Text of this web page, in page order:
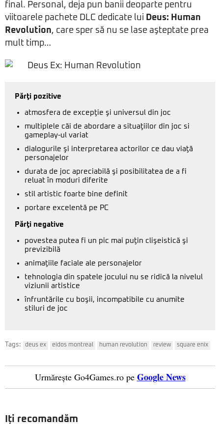
final. Personal, deja pun banii deoparte pentru
viitoarele pachete DLC dedicate lui Deus: Human
Revolution, care sper să nu se lase aşteptate prea
mult timp…
Părţi pozitive
atmosfera de excepţie şi universul din joc
multiplele căi de abordare a situaţiilor din joc si
gameplay-ul variat
dialogurile şi interpretarea actorilor ce dau viaţă
personajelor
durata de joc apreciabilă şi posibilitatea de a fi
reluat în moduri diferite
stil artistic foarte bine definit
portare excelentă pe PC
Părţi negative
povestea putea fi un pic mai puţin clişeistică şi
previzibilă
animaţiile faciale ale personajelor
tehnologia din spatele jocului nu se ridică la nivelul
viziunii artistice
înfruntările cu boşii, incompatibile cu anumite
stiluri de joc
Tags: deus ex eidos montreal human revolution review square enix
Urmărește Go4Games.ro pe Google News
Iți recomandăm